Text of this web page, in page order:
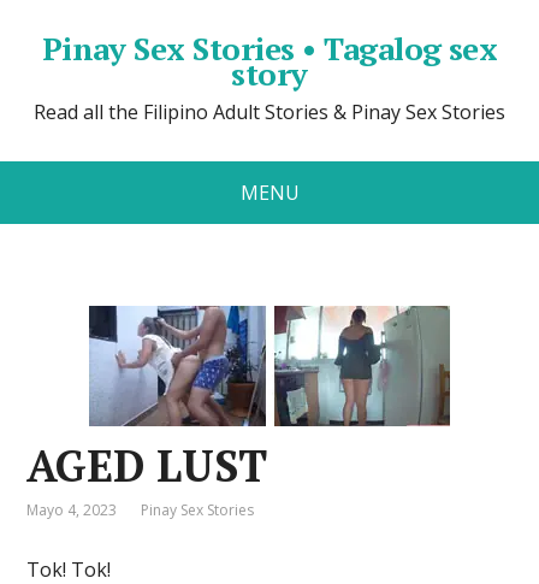
Pinay Sex Stories • Tagalog sex
story
Read all the Filipino Adult Stories & Pinay Sex Stories
MENU
AGED LUST
Mayo 4, 2023 Pinay Sex Stories
Tok! Tok!